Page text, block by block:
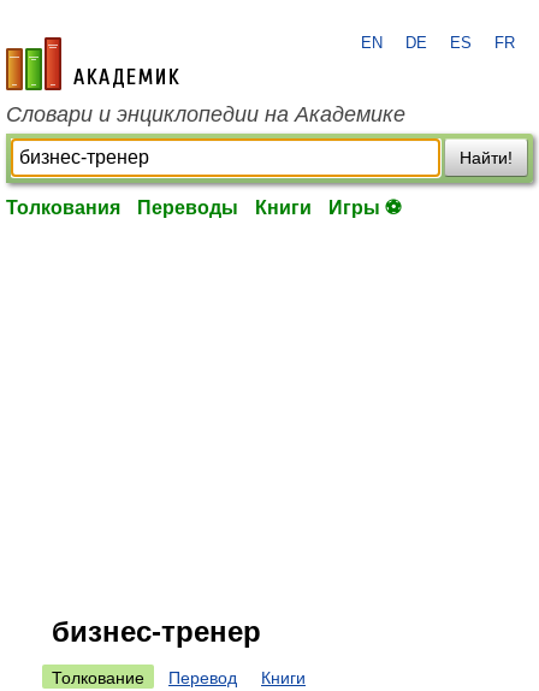
academic.ru
EN DE ES FR
Словари и энциклопедии на Академике
Найти!
Толкования Переводы Книги Игры ⚽
бизнес-тренер
Толкование Перевод Книги